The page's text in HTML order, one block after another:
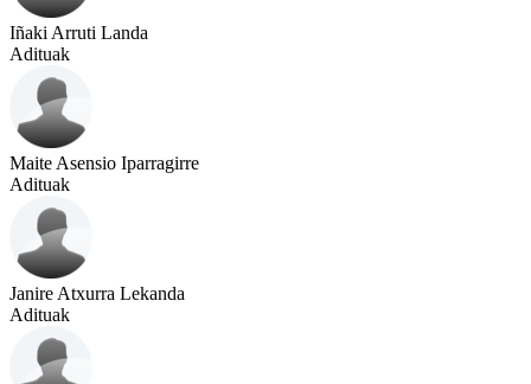
Iñaki Arruti Landa
Adituak
Maite Asensio Iparragirre
Adituak
Janire Atxurra Lekanda
Adituak